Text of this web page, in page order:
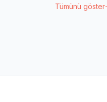
Tümünü göster